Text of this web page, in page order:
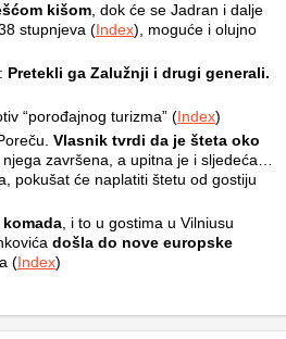
kišom , dok će se Jadran i dalje
stupnjeva (Index), moguće i olujno
Pretekli ga Zalužnji i drugi generali.
“porođajnog turizma” (Index)
Vlasnik tvrdi da je šteta oko
njega završena, a upitna je i sljedeća…
pokušat će naplatiti štetu od gostiju
, i to u gostima u Vilniusu
došla do nove europske
(Index)